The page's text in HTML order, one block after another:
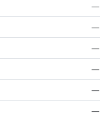
—
—
—
—
—
—